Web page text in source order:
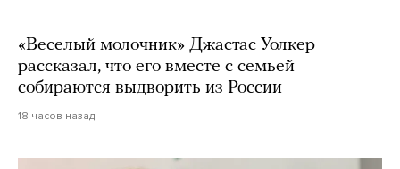
«Веселый молочник» Джастас Уолкер
рассказал, что его вместе с семьей
собираются выдворить из России
18 часов назад